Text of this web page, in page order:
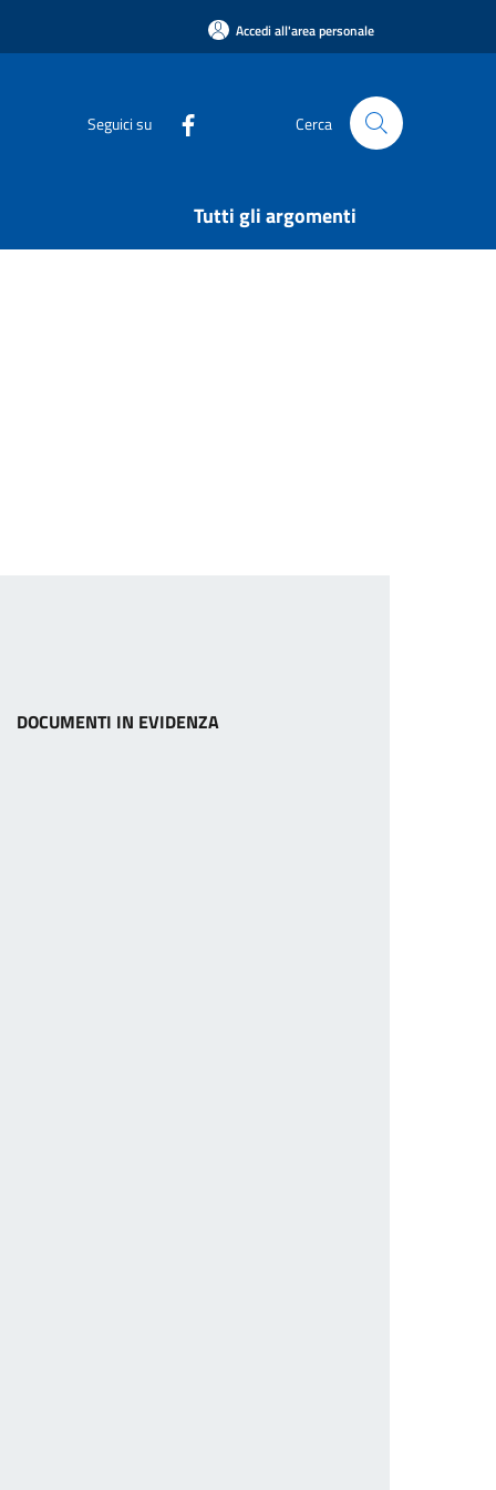
Accedi all'area personale
Seguici su Cerca
Tutti gli argomenti
DOCUMENTI IN EVIDENZA